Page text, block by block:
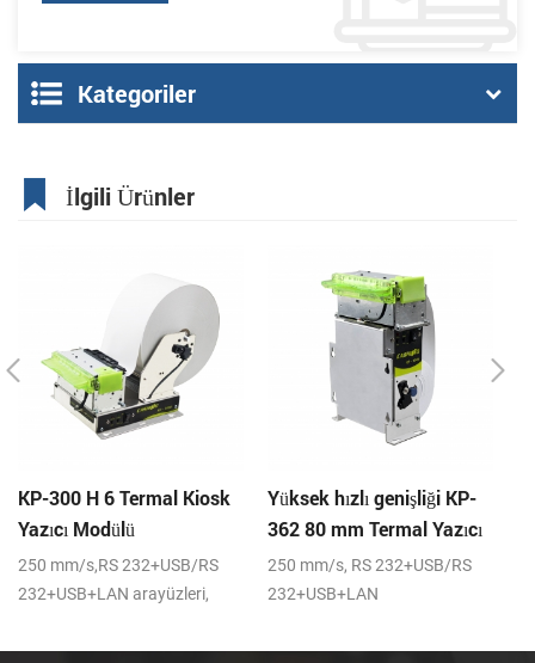
Kategoriler
İlgili Ürünler
KP-300 H 6 Termal Kiosk
Yazıcı Modülü
250 mm/s,RS 232+USB/RS
232+USB+LAN arayüzleri,
Yüksek hızlı genişliği KP-
362 80 mm Termal Yazıcı
Kiosk
250 mm/s, RS 232+USB/RS
232+USB+LAN